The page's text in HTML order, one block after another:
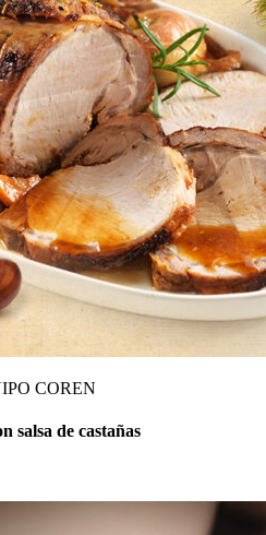
COREN
salsa de castañas